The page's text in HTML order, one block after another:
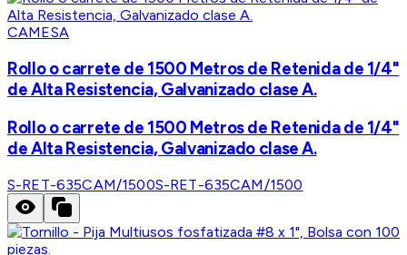
CAMESA
Rollo o carrete de 1500 Metros de Retenida de 1/4"
de Alta Resistencia, Galvanizado clase A.
Rollo o carrete de 1500 Metros de Retenida de 1/4"
de Alta Resistencia, Galvanizado clase A.
S-RET-635CAM/1500S-RET-635CAM/1500